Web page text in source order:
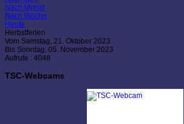
Nach Monat
Nach Woche
Heute
Herbstferien
Vom Samstag, 21. Oktober 2023
Bis Sonntag, 05. November 2023
Aufrufe : 4048
TSC-Webcams